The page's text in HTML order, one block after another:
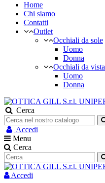
Home
Chi siamo
Contatti
Outlet
Occhiali da sole
Uomo
Donna
Occhiali da vista
Uomo
Donna
Cerca
Accedi
Menu
Cerca
Accedi